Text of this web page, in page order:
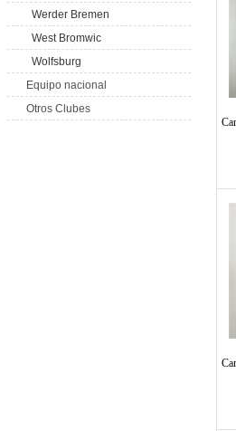
Werder Bremen
West Bromwic
Wolfsburg
Equipo nacional
Otros Clubes